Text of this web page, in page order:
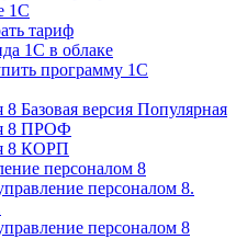
1С
тариф
1С в облаке
программу 1С
Базовая версия Популярная
8 ПРОФ
8 КОРП
персоналом 8
персоналом 8.
персоналом 8